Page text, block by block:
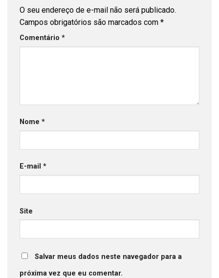
O seu endereço de e-mail não será publicado.
Campos obrigatórios são marcados com *
Comentário *
Nome *
E-mail *
Site
Salvar meus dados neste navegador para a
próxima vez que eu comentar.